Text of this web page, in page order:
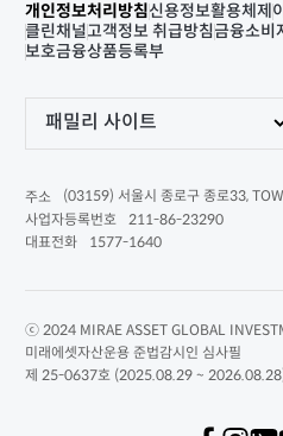
개인정보처리방침신용정보활용체제
클린채널고객정보 취급방침금융소비
보호금융상품등록부
패밀리 사이트
주소
(03159) 서울시 종로구 종로33,
사업자등록번호
211-86-23290
대표전화
1577-1640
ⓒ 2024 MIRAE ASSET GLOBAL
미래에셋자산운용 준법감시인 심사필
제 25-0637호 (2025.08.29 ~